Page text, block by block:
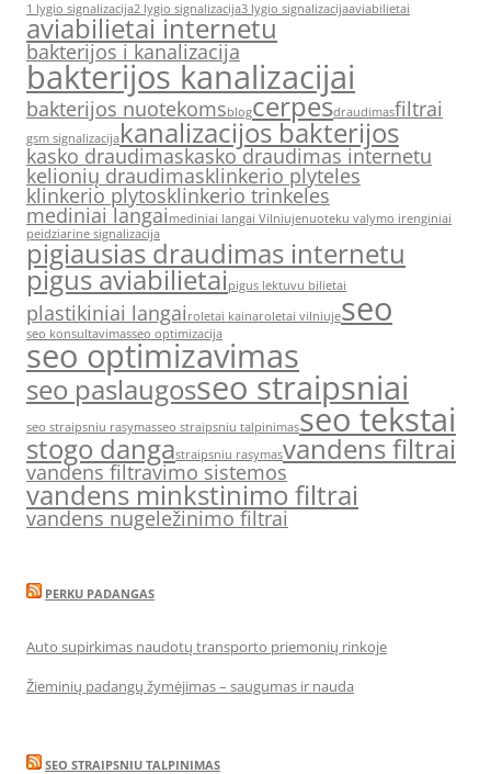
1 lygio signalizacija2 lygio signalizacija3 lygio signalizacijaaviabilietai
aviabilietai internetu
bakterijos i kanalizacija
bakterijos kanalizacijai
bakterijos nuotekomsblogcerpesdraudimasfiltrai
gsm signalizacijakanalizacijos bakterijos
kasko draudimaskasko draudimas internetu
kelionių draudimasklinkerio plyteles
klinkerio plytosklinkerio trinkeles
mediniai langai mediniai langai Vilniujenuoteku valymo irenginiai
peidziarine signalizacija
pigiausias draudimas internetu
pigus aviabilietaipigus lektuvu bilietai
plastikiniai langai roletai kainaroletai vilniujeseo
seo konsultavimasseo optimizacija
seo optimizavimas
seo paslaugosseo straipsniai
seo straipsniu rasymasseo straipsniu talpinimasseo tekstai
stogo dangastraipsniu rasymasvandens filtrai
vandens filtravimo sistemos
vandens minkstinimo filtrai
vandens nugeležinimo filtrai
PERKU PADANGAS
Auto supirkimas naudotų transporto priemonių rinkoje
Žieminių padangų žymėjimas – saugumas ir nauda
SEO STRAIPSNIU TALPINIMAS